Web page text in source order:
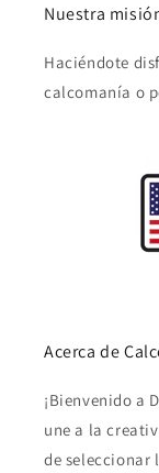
Nuestra
Haciéndote
calcomanía o
Acerca de
¡Bienvenido a
une a la
de seleccionar